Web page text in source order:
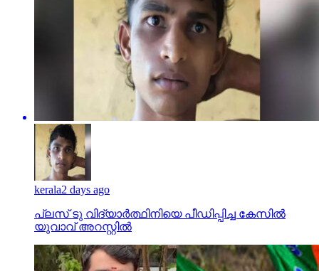
kerala2 days ago
പ്ലസ് ടു വിദ്യാര്‍ത്ഥിനിയെ പീഡിപ്പിച്ച കേസില്‍
യുവാവ് അറസ്റ്റില്‍